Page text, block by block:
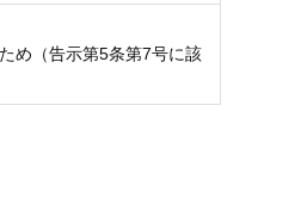
め（告示第5条第7号に該